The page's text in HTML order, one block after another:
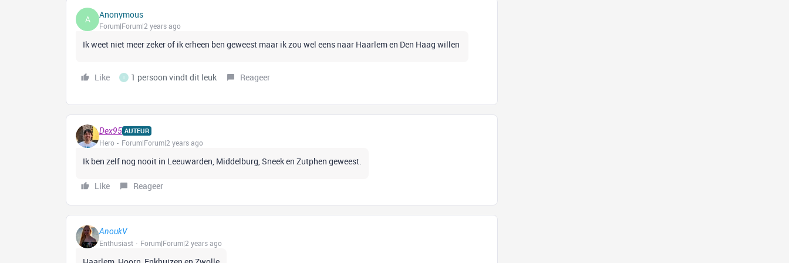
A Anonymous
Forum|Forum|2 years ago
Ik weet niet meer zeker of ik erheen ben geweest maar ik zou wel eens naar Haarlem en Den Haag willen
Like I 1 persoon vindt dit leuk Reageer
Dex95 AUTEUR
Hero Forum|Forum|2 years ago
Ik ben zelf nog nooit in Leeuwarden, Middelburg, Sneek en Zutphen geweest.
Like Reageer
AnoukV
Enthusiast
Forum|Forum|2 years ago